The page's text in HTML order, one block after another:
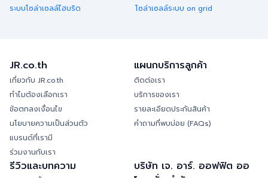
ระบบโซล่าเซลล์ไฮบริด
โซล่าเซลล์ระบบ on grid
JR.co.th
เกี่ยวกับ JR.co.th
ทำไมต้องเลือกเรา
ข้อตกลงเงื่อนไข
นโยบายความเป็นส่วนตัว
แบรนด์ที่เรามี
ร่วมงานกับเรา
แผนกบริการลูกค้า
ติดต่อเรา
บริการของเรา
รายละเอียดประกันสินค้า
คำถามที่พบบ่อย (FAQs)
รีวิวและบทความ
บริษัท เจ. อาร์. ออฟฟิต ออ